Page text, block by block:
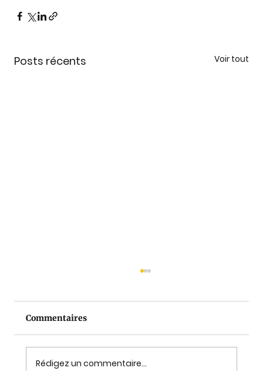
Posts récents Voir tout
Commentaires
Rédigez un commentaire...